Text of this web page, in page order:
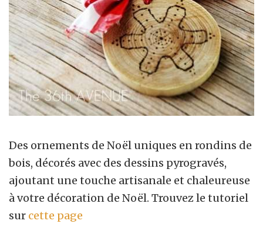
Des ornements de Noël uniques en rondins de
bois, décorés avec des dessins pyrogravés,
ajoutant une touche artisanale et chaleureuse
à votre décoration de Noël. Trouvez le tutoriel
sur cette page